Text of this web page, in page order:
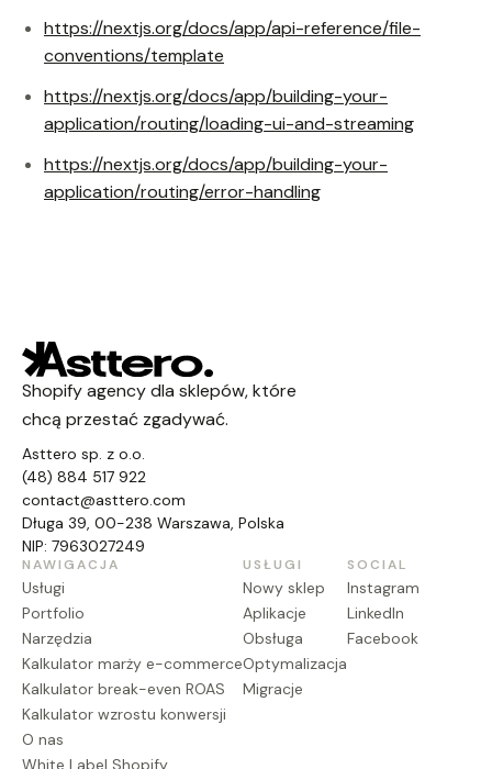
https://nextjs.org/docs/app/api-reference/file-
conventions/template
https://nextjs.org/docs/app/building-your-
application/routing/loading-ui-and-streaming
https://nextjs.org/docs/app/building-your-
application/routing/error-handling
Shopify agency dla sklepów, które
chcą przestać zgadywać.
Asttero sp. z o.o.
(48) 884 517 922
contact@asttero.com
Długa 39, 00-238 Warszawa, Polska
NIP: 7963027249
NAWIGACJA
Usługi
Portfolio
Narzędzia
Kalkulator marży e-commerce
Kalkulator break-even ROAS
Kalkulator wzrostu konwersji
O nas
White Label Shopify
USŁUGI
Nowy sklep
Aplikacje
Obsługa
Optymalizacja
Migracje
SOCIAL
Instagram
LinkedIn
Facebook